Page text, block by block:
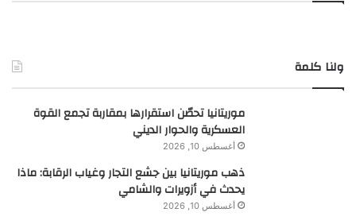
ولنا كلمة
موريتانيا تحصّن استقرارها بمقاربة تجمع القوة
العسكرية والحوار الديني
أغسطس 10, 2026
ذهب موريتانيا بين جشع التجار وغياب الرقابة: ماذا
يحدث في أزويرات والشامي
أغسطس 10, 2026